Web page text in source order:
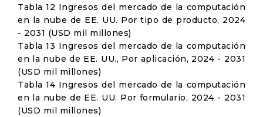
Tabla 12 Ingresos del mercado de la computación
en la nube de EE. UU. Por tipo de producto, 2024
- 2031 (USD mil millones)
Tabla 13 Ingresos del mercado de la computación
en la nube de EE. UU., Por aplicación, 2024 - 2031
(USD mil millones)
Tabla 14 Ingresos del mercado de la computación
en la nube de EE. UU. Por formulario, 2024 - 2031
(USD mil millones)